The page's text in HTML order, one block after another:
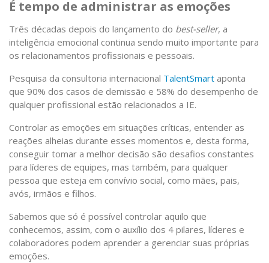
É tempo de administrar as emoções
Três décadas depois do lançamento do best-seller, a
inteligência emocional continua sendo muito importante para
os relacionamentos profissionais e pessoais.
Pesquisa da consultoria internacional TalentSmart aponta
que 90% dos casos de demissão e 58% do desempenho de
qualquer profissional estão relacionados a IE.
Controlar as emoções em situações críticas, entender as
reações alheias durante esses momentos e, desta forma,
conseguir tomar a melhor decisão são desafios constantes
para líderes de equipes, mas também, para qualquer
pessoa que esteja em convívio social, como mães, pais,
avós, irmãos e filhos.
Sabemos que só é possível controlar aquilo que
conhecemos, assim, com o auxílio dos 4 pilares, líderes e
colaboradores podem aprender a gerenciar suas próprias
emoções.